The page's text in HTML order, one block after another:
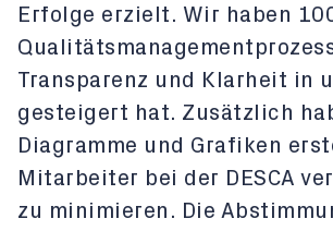
Erfolge erzielt. Wir haben
Transparenz und Klarheit in
gesteigert hat. Zusätzlich
Diagramme und Grafiken
Mitarbeiter bei der DESCA
zu minimieren. Die